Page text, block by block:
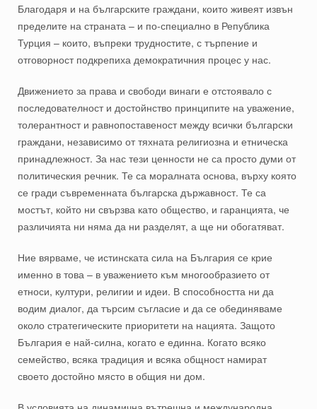
Благодаря и на българските граждани, които живеят извън
пределите на страната – и по-специално в Република
Турция – които, въпреки трудностите, с търпение и
отговорност подкрепиха демократичния процес у нас.
Движението за права и свободи винаги е отстоявало с
последователност и достойнство принципите на уважение,
толерантност и равнопоставеност между всички български
граждани, независимо от тяхната религиозна и етническа
принадлежност. За нас тези ценности не са просто думи от
политическия речник. Те са моралната основа, върху която
се гради съвременната българска държавност. Те са
мостът, който ни свързва като общество, и гаранцията, че
различията ни няма да ни разделят, а ще ни обогатяват.
Ние вярваме, че истинската сила на България се крие
именно в това – в уважението към многообразието от
етноси, култури, религии и идеи. В способността ни да
водим диалог, да търсим съгласие и да се обединяваме
около стратегическите приоритети на нацията. Защото
България е най-силна, когато е единна. Когато всяко
семейство, всяка традиция и всяка общност намират
своето достойно място в общия ни дом.